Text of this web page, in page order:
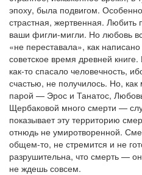
эпоху, была подвигом.
страстная, жертвенная. Любить
ваши фигли-мигли. Но любовь
«не переставала», как
советское время древней
как-то спасало человечность,
счастью, не получилось. Но,
парой — Эрос и Танатос,
Щербаковой много смерти —
показывает эту территорию
отнюдь не умиротворенной.
общем-то, не стремится и не
разрушительна, что смерть —
не ждешь совсем.